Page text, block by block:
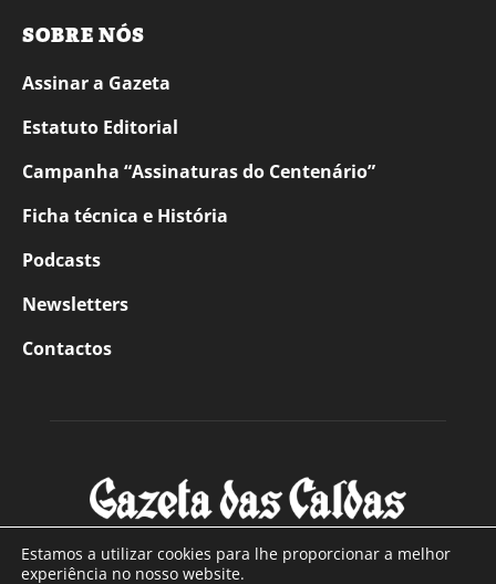
SOBRE NÓS
Assinar a Gazeta
Estatuto Editorial
Campanha “Assinaturas do Centenário”
Ficha técnica e História
Podcasts
Newsletters
Contactos
Estamos a utilizar cookies para lhe proporcionar a melhor
experiência no nosso website.